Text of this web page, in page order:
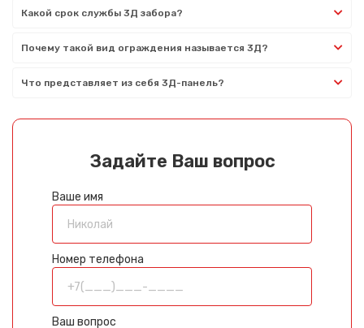
Какой срок службы 3Д забора?
Почему такой вид ограждения называется 3Д?
Что представляет из себя 3Д-панель?
Задайте Ваш вопрос
Ваше имя
Номер телефона
Ваш вопрос